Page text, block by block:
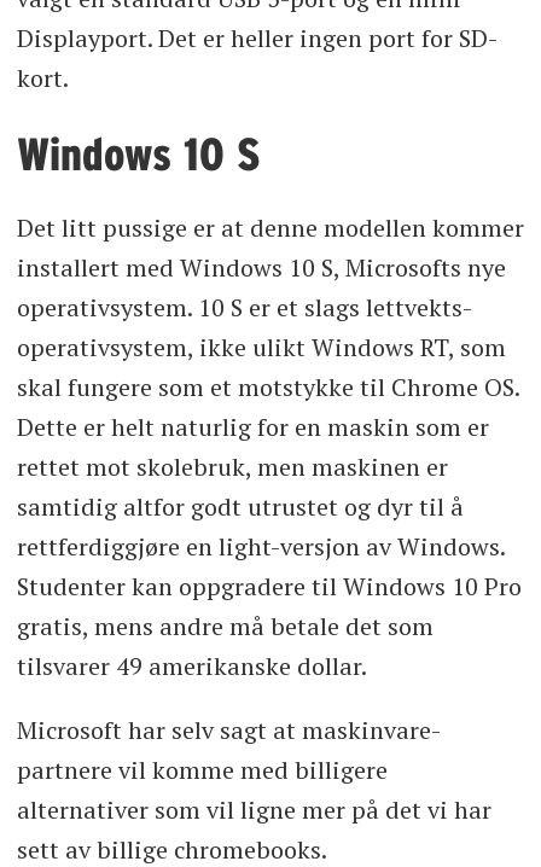
Displayport. Det er heller ingen port for SD-
kort.
Windows 10 S
Det litt pussige er at denne modellen kommer
installert med Windows 10 S, Microsofts nye
operativsystem. 10 S er et slags lettvekts-
operativsystem, ikke ulikt Windows RT, som
skal fungere som et motstykke til Chrome OS.
Dette er helt naturlig for en maskin som er
rettet mot skolebruk, men maskinen er
samtidig altfor godt utrustet og dyr til å
rettferdiggjøre en light-versjon av Windows.
Studenter kan oppgradere til Windows 10 Pro
gratis, mens andre må betale det som
tilsvarer 49 amerikanske dollar.
Microsoft har selv sagt at maskinvare-
partnere vil komme med billigere
alternativer som vil ligne mer på det vi har
sett av billige chromebooks.